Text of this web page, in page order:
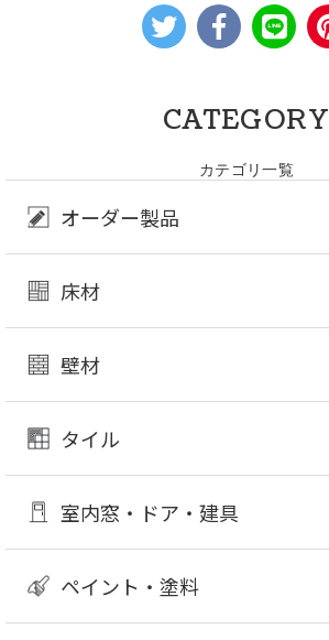
CATEGORY
カテゴリ一覧
オーダー製品
床材
壁材
タイル
室内窓・ドア・建具
ペイント・塗料